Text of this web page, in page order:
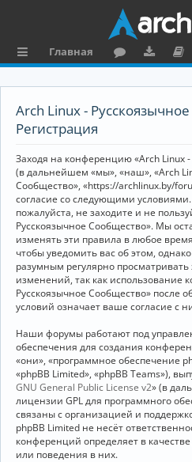
л
и
Главная
н
та
ц
и
я
Arch Linux -
Регистрация
Заходя на конференцию «Arch Linux
(в дальнейшем «мы», «наш», «Arch
Сообщество», «https://archlinux.by/
согласие со следующими
пожалуйста, не заходите и не
Русскоязычное Сообщество». Мы
изменять эти правила в любое
чтобы уведомить вас об этом,
разумным регулярно просматривать
изменений, так как использование
Русскоязычное Сообщество» после
условий означает ваше согласие с
Наши форумы работают под
обеспечения для создания
«они», «программное обеспечение
«phpBB Limited», «phpBB Teams»),
GNU General Public License v2» (в
лицензии GPL для программного
связаны с организацией и
phpBB Limited не несёт
конференций определяет в
или поведения в них.